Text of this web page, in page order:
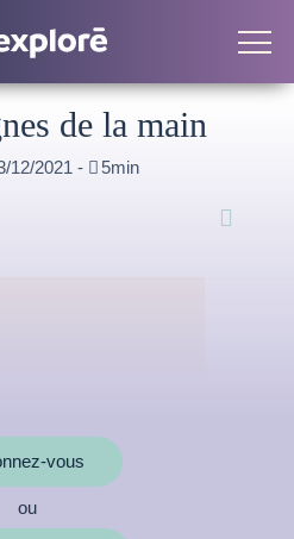
de la main
12/2021 -  5min

vous
ou